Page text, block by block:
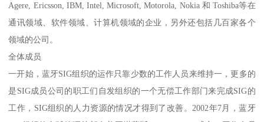
Agere, Ericsson, IBM, Intel, Microsoft, Motorola, Nokia 和 Toshiba等在
通讯领域、软件领域、计算机领域的企业，另外还包括几百家各个
领域的公司。
全体成员
一开始，蓝牙SIG组织的运作只靠少数的工作人员来维持一，更多的
是SIG成员公司的职工们自发组织的一个无偿工作部门来完成SIG的
工作，SIG组织的人力资源的情况才得到了改善。2002年7月，蓝牙